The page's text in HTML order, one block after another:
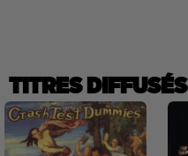
TITRES DIFFUSÉS